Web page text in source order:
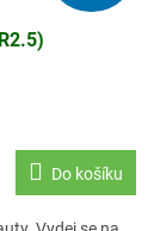
Do košíku